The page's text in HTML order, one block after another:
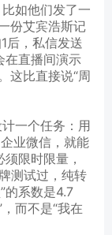
如他们发了一
份艾宾浩斯记
后，私信发送
在直播间演示
这比直接说“周
一个任务：用
业微信，就能
限时限量，
测试过，纯转
的系数是4.7
而不是“我在